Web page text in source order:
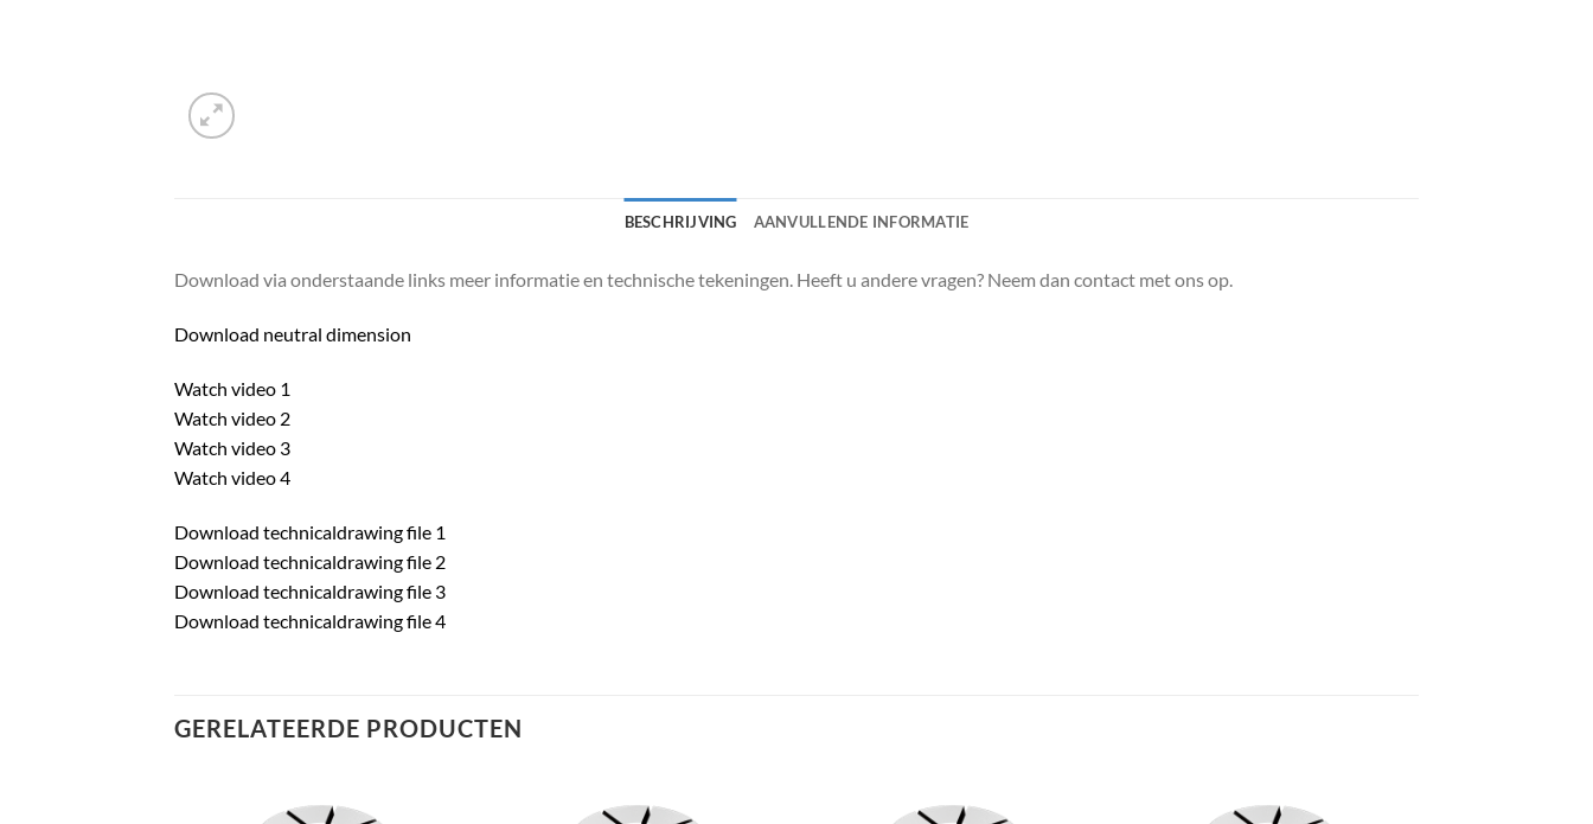
BESCHRIJVING AANVULLENDE INFORMATIE
Download via onderstaande links meer informatie en technische tekeningen. Heeft u andere vragen? Neem dan contact met ons op.
Download neutral dimension
Watch video 1
Watch video 2
Watch video 3
Watch video 4
Download technicaldrawing file 1
Download technicaldrawing file 2
Download technicaldrawing file 3
Download technicaldrawing file 4
GERELATEERDE PRODUCTEN